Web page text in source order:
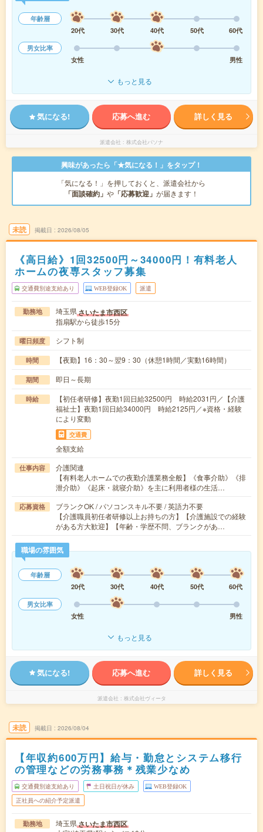
年齢層
20代
30代 40代 50代
60代
男女比率
女性
男性
もっと見る
気になる! 応募へ進む 詳しく見る
派遣会社 株式会社パソナ
興味があったら「★気になる！」をタップ！
「気になる！」を押しておくと、派遣会社から
「面談確約」 や 「応募歓迎」 が届きます！
未読 掲載日 2026/08/05
《高日給》1回32500円～34000円！有料老人
ホームの夜専スタッフ募集
交通費別途支給あり WEB登録OK 派遣
勤務地 埼玉県さいたま市西区
指扇駅から徒歩15分
曜日頻度 シフト制
時間 【夜勤】16：30～翌9：30（休憩1時間／実動16時間）
期間 即日～長期
時給
【初任者研修】夜勤1回日給32500円 時給2031円／【介護
福祉士】夜勤1回日給34000円 時給2125円／※資格・経験
により変動
交通費
全額支給
仕事内容
介護関連
【有料老人ホームでの夜勤介護業務全般】《食事介助》《排
泄介助》《起床・就寝介助》を主に利用者様の生活…
応募資格
ブランクOK / パソコンスキル不要 / 英語力不要
【介護職員初任者研修以上お持ちの方】【介護施設での経験
がある方大歓迎】【年齢・学歴不問、ブランクがあ…
職場の雰囲気
年齢層
20代
30代 40代 50代
60代
男女比率
女性
男性
もっと見る
気になる! 応募へ進む 詳しく見る
派遣会社 株式会社ヴィータ
未読 掲載日 2026/08/04
【年収約600万円】給与・勤怠とシステム移行
の管理などの労務事務＊残業少なめ
交通費別途支給あり 土日祝日が休み WEB登録OK
正社員への紹介予定派遣
勤務地 埼玉県さいたま市西区